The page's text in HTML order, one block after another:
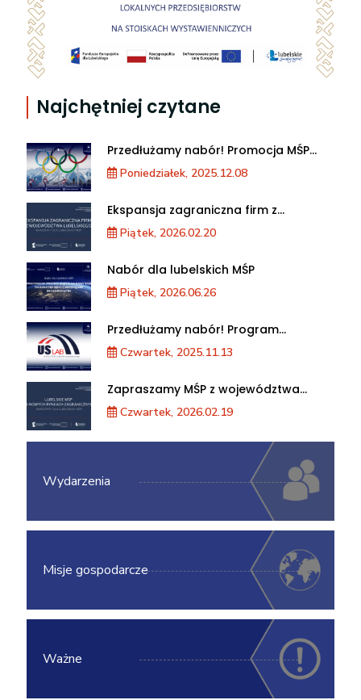
Najchętniej czytane
Przedłużamy nabór! Promocja MŚP
podczas XXV Zimowych Igrzysk
Olimpijskich we Włoszech
Poniedziałek, 2025.12.08
Ekspansja zagraniczna firm z
województwa lubelskiego. Warsztaty
dla MŚP
Piątek, 2026.02.20
Nabór dla lubelskich MŚP
Piątek, 2026.06.26
Przedłużamy nabór! Program
akceleracji przedsiębiorstw
Czwartek, 2025.11.13
Zapraszamy MŚP z województwa
lubelskiego na warsztaty „Lubelskie
MŚP na nowych rynkach
Czwartek, 2026.02.19
Wydarzenia
Misje gospodarcze
Ważne